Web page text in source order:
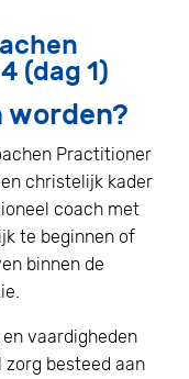
(dag 1)
worden?
Practitioner
christelijk kader
coach met
te beginnen of
binnen de
vaardigheden
besteed aan